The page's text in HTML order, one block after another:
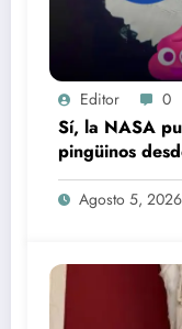
Editor 0
Sí, la NASA
pingüinos
rosados
Agosto 5, 2026